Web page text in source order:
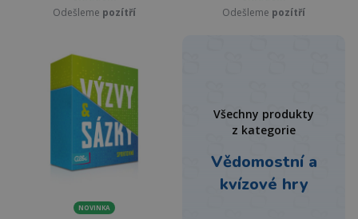
Odešleme pozítří
Odešleme pozítří
NOVINKA
Všechny produkty
z kategorie
Vědomostní a
kvízové hry